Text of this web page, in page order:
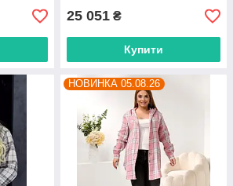
25 051 ₴
Купити
НОВИНКА 05.08.26